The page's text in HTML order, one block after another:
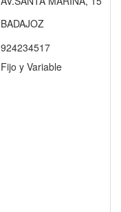
BADAJOZ
924234517
Fijo y Variable